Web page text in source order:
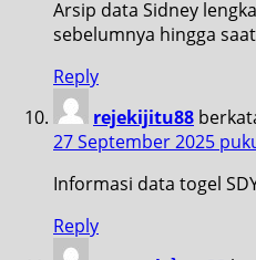
Arsip data Sidney
sebelumnya hingga
Reply
rejekijitu88
27 September 2025
Informasi data togel
Reply